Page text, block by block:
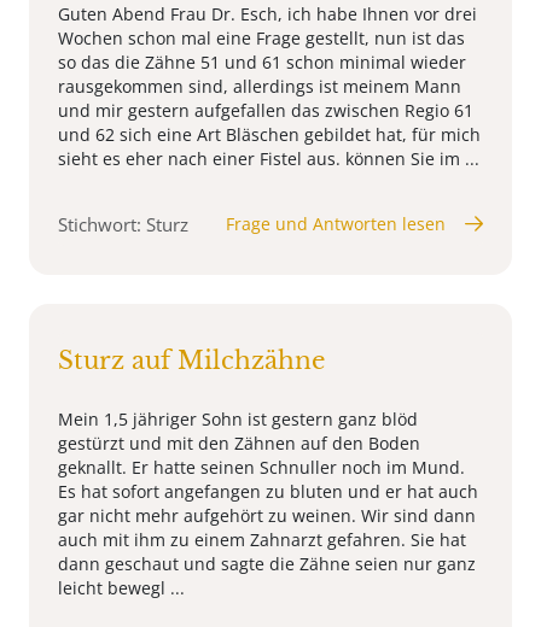
Guten Abend Frau Dr. Esch, ich habe Ihnen vor drei
Wochen schon mal eine Frage gestellt, nun ist das
so das die Zähne 51 und 61 schon minimal wieder
rausgekommen sind, allerdings ist meinem Mann
und mir gestern aufgefallen das zwischen Regio 61
und 62 sich eine Art Bläschen gebildet hat, für mich
sieht es eher nach einer Fistel aus. können Sie im ...
Stichwort: Sturz Frage und Antworten lesen
Sturz auf Milchzähne
Mein 1,5 jähriger Sohn ist gestern ganz blöd
gestürzt und mit den Zähnen auf den Boden
geknallt. Er hatte seinen Schnuller noch im Mund.
Es hat sofort angefangen zu bluten und er hat auch
gar nicht mehr aufgehört zu weinen. Wir sind dann
auch mit ihm zu einem Zahnarzt gefahren. Sie hat
dann geschaut und sagte die Zähne seien nur ganz
leicht bewegl ...